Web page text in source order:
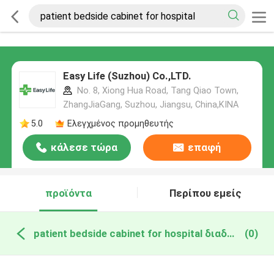
Easy Life (Suzhou) Co.,LTD.
No. 8, Xiong Hua Road, Tang Qiao Town,
ZhangJiaGang, Suzhou, Jiangsu, China,ΚΙΝΑ
5.0
Ελεγχμένος προμηθευτής
κάλεσε τώρα επαφή
προϊόντα Περίπου εμείς
patient bedside cabinet for hospital διαδικτυακή κατασκευή (0)